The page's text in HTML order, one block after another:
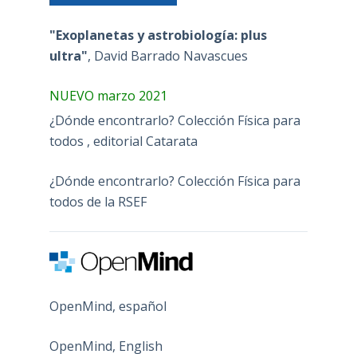
"Exoplanetas y astrobiología: plus
ultra", David Barrado Navascues
NUEVO marzo 2021
¿Dónde encontrarlo? Colección Física para
todos , editorial Catarata
¿Dónde encontrarlo? Colección Física para
todos de la RSEF
OpenMind, español
OpenMind, English